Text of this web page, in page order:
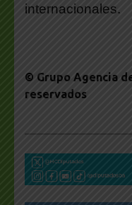
internacionales.
© Grupo Agencia
reservados